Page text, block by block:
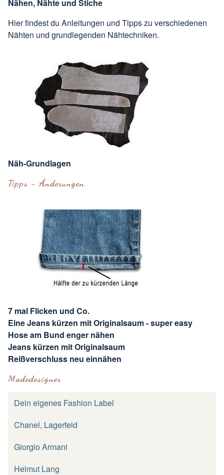
Nähen, Nähte und Stiche
Hier findest du Anleitungen und Tipps zu verschiedenen
Nähten und grundlegenden Nähtechniken.
Näh-Grundlagen
Tipps - Änderungen
7 mal Flicken und Co.
Eine Jeans kürzen mit Originalsaum - super easy
Hose am Bund enger nähen
Jeans kürzen mit Originalsaum
Reißverschluss neu einnähen
Modedesigner
Dein eigenes Fashion Label
Chanel, Lagerfeld
Giorgio Armani
Helmut Lang